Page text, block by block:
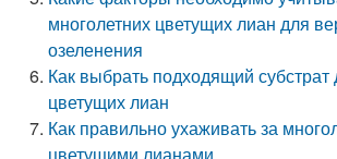
многолетних цветущих лиан для
озеленения
Как выбрать подходящий субстрат
цветущих лиан
Как правильно ухаживать за